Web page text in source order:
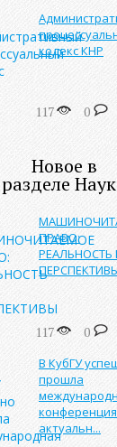
кодекс КНР
117 0
Новое в
разделе
ПРАВО:
РЕАЛЬНОСТЬ
117 0
В КубГУ
прошла
актуальн...